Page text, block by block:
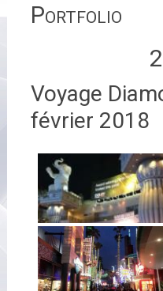
Portfolio
Voyage
février 2018